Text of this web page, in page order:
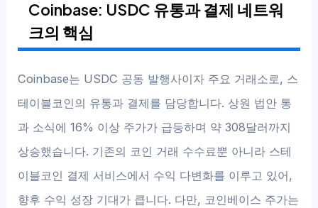
Coinbase: USDC 유통과 결제 네트워
크의 핵심
Coinbase는 USDC 공동 발행사이자 주요 거래소로, 스
테이블코인의 유통과 결제를 담당합니다. 상원 법안 통
과 소식에 16% 이상 주가가 급등하며 약 308달러까지
상승했습니다. 기존의 코인 거래 수수료뿐 아니라 스테
이블코인 결제 서비스에서 수익 다변화를 이루고 있어,
향후 수익 성장 기대가 큽니다. 다만, 코인베이스 주가는